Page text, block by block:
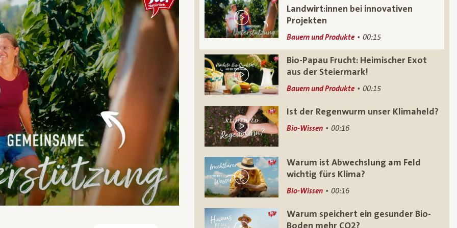
Landwirt:innen bei innovativen
Projekten
Bauern und Produkte 00:15
Bio-Papau Frucht: Heimischer Exot
aus der Steiermark!
Bauern und Produkte 00:15
Ist der Regenwurm unser Klimaheld?
Bio-Wissen 00:16
Warum ist Abwechslung am Feld
wichtig fürs Klima?
Bio-Wissen 00:16
Warum speichert ein gesunder Bio-
Boden mehr CO2?